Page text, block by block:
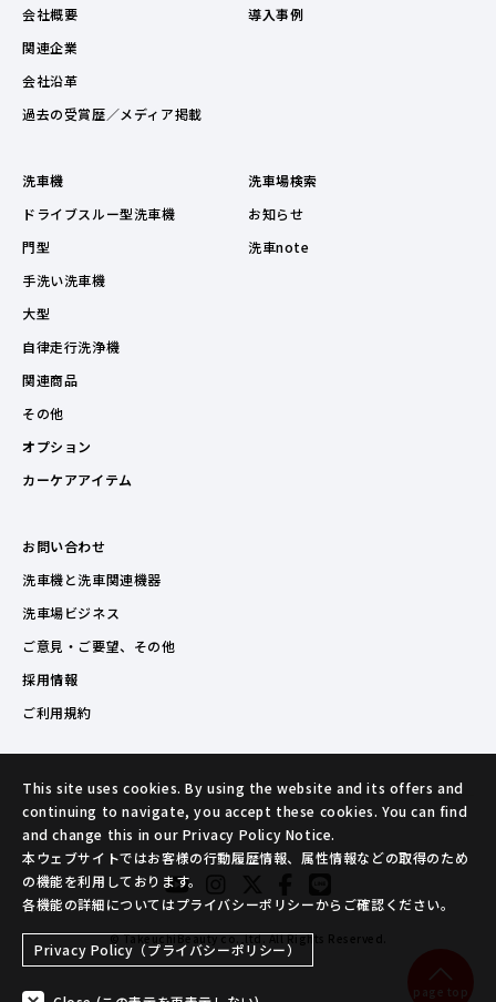
会社概要
関連企業
会社沿革
過去の受賞歴／メディア掲載
導入事例
洗車機
ドライブスルー型洗車機
門型
手洗い洗車機
大型
自律走行洗浄機
関連商品
その他
オプション
カーケアアイテム
洗車場検索
お知らせ
洗車note
お問い合わせ
洗車機と洗車関連機器
洗車場ビジネス
ご意見・ご要望、その他
採用情報
ご利用規約
© TakeuchiBeauty co.,ltd. All Rights Reserved.
page top
This site uses cookies. By using the website and its offers and
continuing to navigate, you accept these cookies. You can find
and change this in our Privacy Policy Notice.
本ウェブサイトではお客様の行動履歴情報、属性情報などの取得のため
の機能を利用しております。
各機能の詳細についてはプライバシーポリシーからご確認ください。
Privacy Policy（プライバシーポリシー）